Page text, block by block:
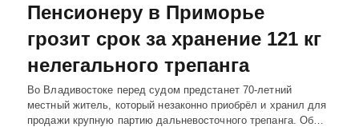
Пенсионеру в Приморье
грозит срок за хранение 121 кг
нелегального трепанга
Во Владивостоке перед судом предстанет 70-летний
местный житель, который незаконно приобрёл и хранил для
продажи крупную партию дальневосточного трепанга. Об…